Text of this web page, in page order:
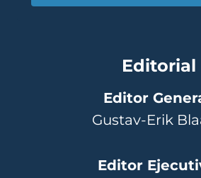
Editorial
Editor
Gustav-Erik
Editor